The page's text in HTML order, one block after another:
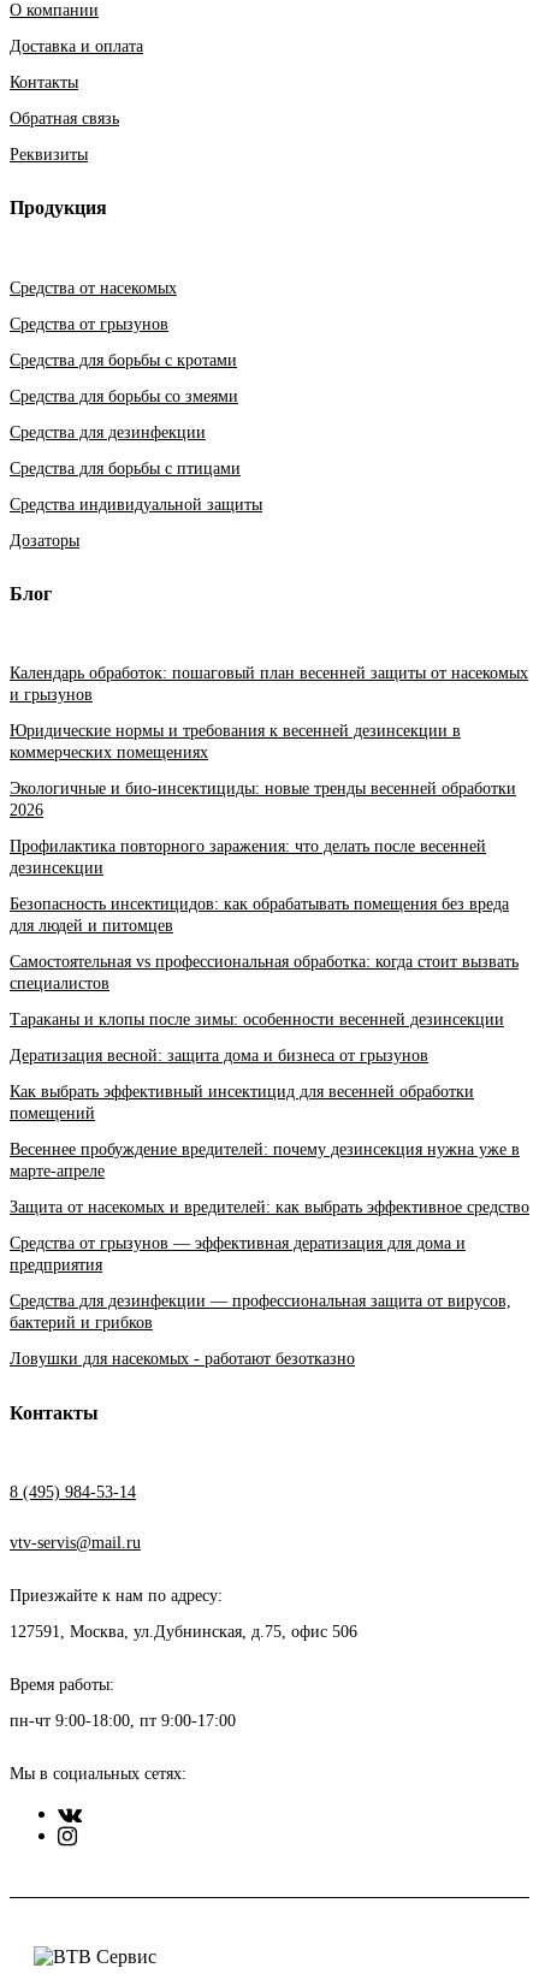
О компании
Доставка и оплата
Контакты
Обратная связь
Реквизиты
Продукция
Средства от насекомых
Средства от грызунов
Средства для борьбы с кротами
Средства для борьбы со змеями
Средства для дезинфекции
Средства для борьбы с птицами
Средства индивидуальной защиты
Дозаторы
Блог
Календарь обработок: пошаговый план весенней защиты от насекомых
и грызунов
Юридические нормы и требования к весенней дезинсекции в
коммерческих помещениях
Экологичные и био-инсектициды: новые тренды весенней обработки
2026
Профилактика повторного заражения: что делать после весенней
дезинсекции
Безопасность инсектицидов: как обрабатывать помещения без вреда
для людей и питомцев
Самостоятельная vs профессиональная обработка: когда стоит вызвать
специалистов
Тараканы и клопы после зимы: особенности весенней дезинсекции
Дератизация весной: защита дома и бизнеса от грызунов
Как выбрать эффективный инсектицид для весенней обработки
помещений
Весеннее пробуждение вредителей: почему дезинсекция нужна уже в
марте-апреле
Защита от насекомых и вредителей: как выбрать эффективное средство
Средства от грызунов — эффективная дератизация для дома и
предприятия
Средства для дезинфекции — профессиональная защита от вирусов,
бактерий и грибков
Ловушки для насекомых - работают безотказно
Контакты
8 (495) 984-53-14
vtv-servis@mail.ru
Приезжайте к нам по адресу:
127591, Москва, ул.Дубнинская, д.75, офис 506
Время работы:
пн-чт 9:00-18:00, пт 9:00-17:00
Мы в социальных сетях: